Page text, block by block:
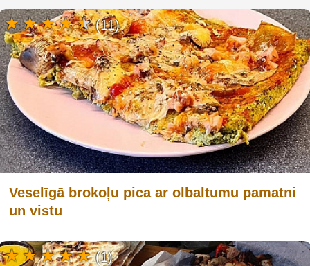
Veselīgā brokoļu pica ar olbaltumu pamatni
un vistu
(11)
(1)